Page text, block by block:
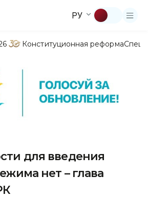
РУ
Конституционная реформа
для введения
нет – глава